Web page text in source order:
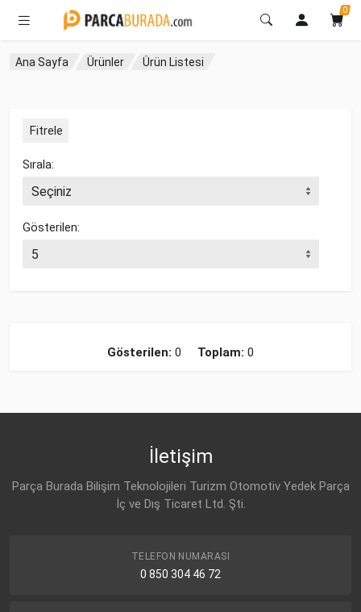
0
Ana Sayfa Ürünler Ürün Listesi
Fitrele
Sırala:
Gösterilen:
Gösterilen: 0 Toplam: 0
İletişim
Parça Burada Bilişim Teknolojileri Turizm Otomotiv Yedek Parça
İç ve Dış Ticaret Ltd. Şti.
TELEFON NUMARASI
0 850 304 46 72